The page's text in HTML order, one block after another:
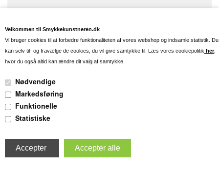
Velkommen til Smykkekunstneren.dk
Vi bruger cookies til at forbedre funktionaliteten af vores webshop og indsamle statistik. Du
kan selv til- og fravælge de cookies, du vil give samtykke til. Læs vores cookiepolitik her,
hvor du også altid kan ændre dit valg af samtykke.
Nødvendige
Markedsføring
Funktionelle
Statistiske